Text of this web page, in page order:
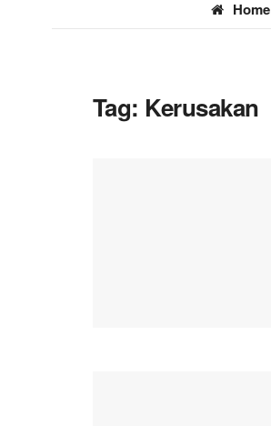
Home
Tag: Kerusakan